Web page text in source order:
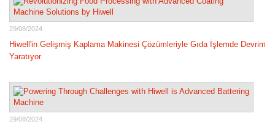
29/08/2024
Hiwell'in Gelişmiş Kaplama Makinesi Çözümleriyle Gıda İşlemde Devrim
Yaratıyor
29/08/2024